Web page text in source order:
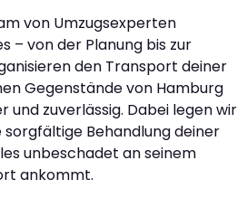
von Umzugsexperten
– von der Planung bis zur
den Transport deiner
Gegenstände von Hamburg
und zuverlässig. Dabei legen wir
Behandlung deiner
unbeschadet an seinem
ankommt.